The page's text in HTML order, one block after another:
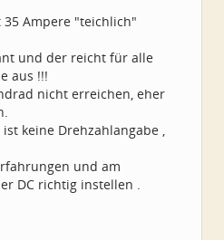
Ampere "teichlich"
und der reicht für alle
aus !!!
nicht erreichen, eher
keine Drehzahlangabe ,
und am
DC richtig instellen .